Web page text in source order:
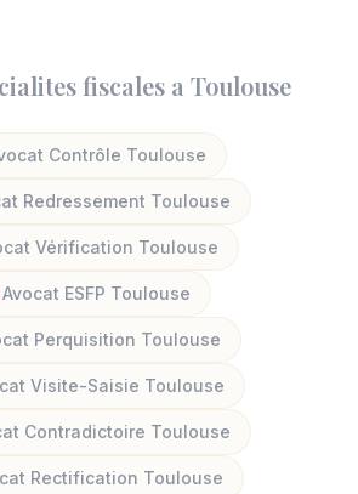
fiscales a Toulouse
Contrôle Toulouse
Redressement Toulouse
Vérification Toulouse
Avocat ESFP Toulouse
Perquisition Toulouse
Visite-Saisie Toulouse
Contradictoire Toulouse
Rectification Toulouse